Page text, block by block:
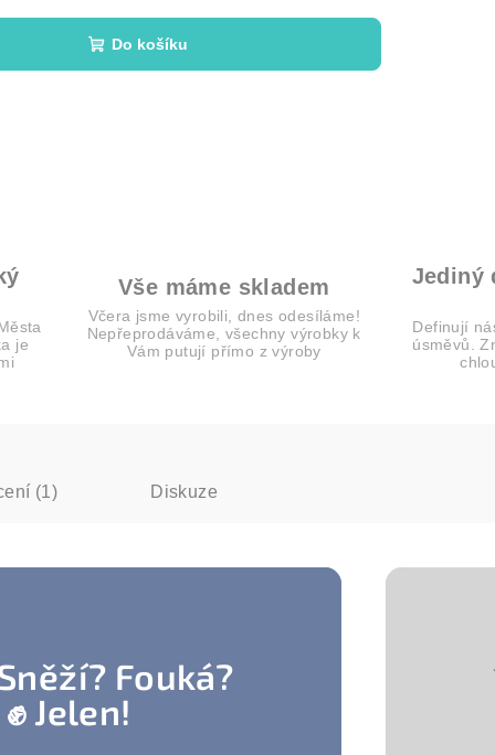
Do košíku
je
Vše máme skladem
Včera jsme vyrobili, dnes odesíláme!
Nepřeprodáváme, všechny výrobky k
Vám putují přímo z výroby
Jediný
Definují
úsměvů.
(1) Diskuze
Fouká?
✊ Jelen!